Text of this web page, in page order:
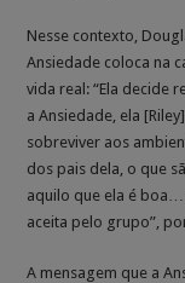
Nesse contexto,
Ansiedade coloca na
vida real: “Ela decide
a Ansiedade, ela
sobreviver aos
dos pais dela, o que
aquilo que ela é boa…
aceita pelo grupo”,
A mensagem que a